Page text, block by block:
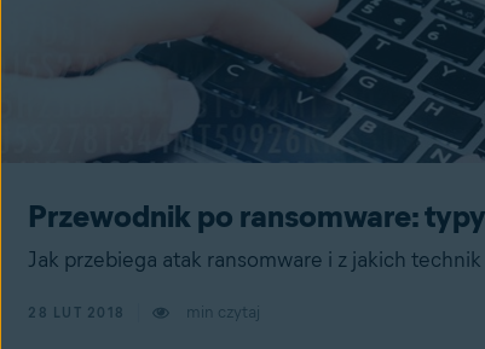
Przewodnik po ransomware:
Jak przebiega atak ransomware i z jakich
28 LUT 2018 min czytaj